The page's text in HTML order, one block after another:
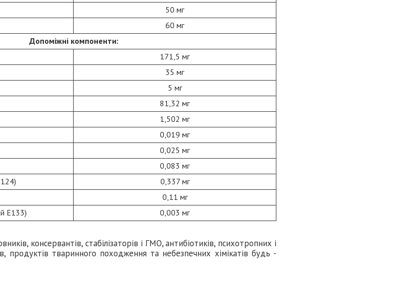
50 мг
60 мг
Допоміжні компоненти:
171,5 мг
35 мг
5 мг
81,32 мг
1,502 мг
0,019 мг
0,025 мг
0,083 мг
0,337 мг
0,11 мг
E133)
0,003 мг
консервантів, стабілізаторів і ГМО, антибіотиків, психотропних і
продуктів тваринного походження та небезпечних хімікатів будь -